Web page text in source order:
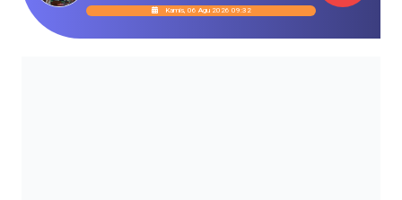
Kamis, 06 Agu 2026 09:32